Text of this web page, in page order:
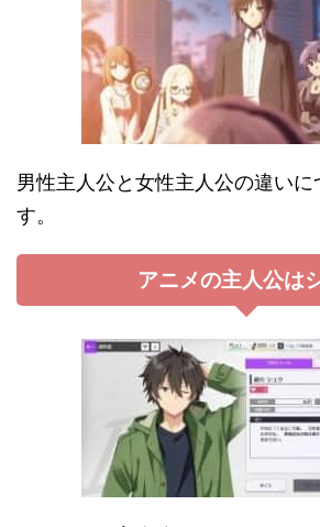
男性主人公と女性主人公の違いに
す。
アニメの主人公は